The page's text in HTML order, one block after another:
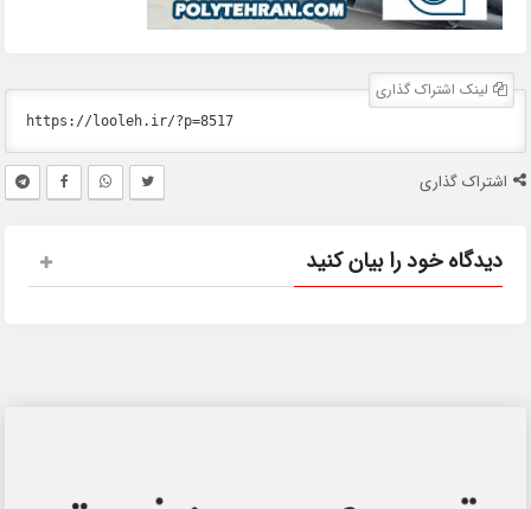
لینک اشتراک گذاری
اشتراک گذاری
دیدگاه خود را بیان کنید